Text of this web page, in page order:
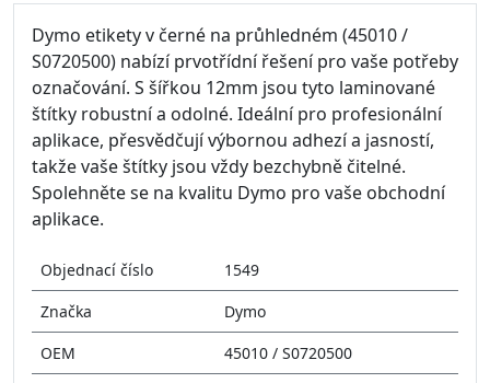
Dymo etikety v černé na průhledném (45010 /
S0720500) nabízí prvotřídní řešení pro vaše potřeby
označování. S šířkou 12mm jsou tyto laminované
štítky robustní a odolné. Ideální pro profesionální
aplikace, přesvědčují výbornou adhezí a jasností,
takže vaše štítky jsou vždy bezchybně čitelné.
Spolehněte se na kvalitu Dymo pro vaše obchodní
aplikace.
Objednací číslo
1549
Značka
Dymo
OEM
45010 / S0720500